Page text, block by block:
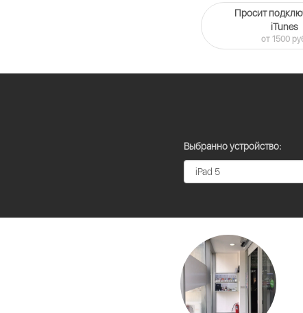
Просит
iTunes
от 1500
Выбранно устройство: